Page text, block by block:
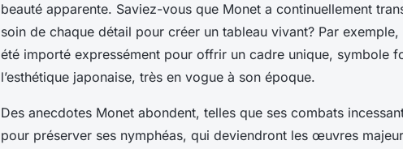
beauté apparente. Saviez-vous que Monet a continuellement
soin de chaque détail pour créer un tableau vivant? Par
été importé expressément pour offrir un cadre unique, symbole
l’esthétique japonaise, très en vogue à son époque.
Des anecdotes Monet abondent, telles que ses combats
pour préserver ses nymphéas, qui deviendront les œuvres